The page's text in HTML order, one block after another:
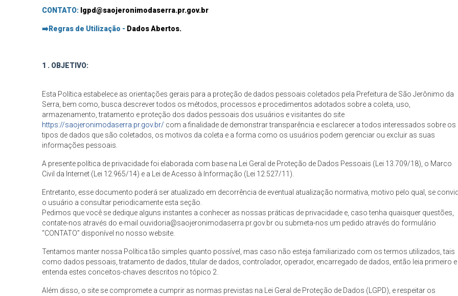
CONTATO: lgpd@saojeronimodaserra.pr.gov.br
➡️Regras de Utilização - Dados Abertos.
1 . OBJETIVO:
Esta Política estabelece as orientações gerais para a proteção de dados pessoais coletados pela Prefeitura de São Jerônimo da
Serra, bem como, busca descrever todos os métodos, processos e procedimentos adotados sobre a coleta, uso,
armazenamento, tratamento e proteção dos dados pessoais dos usuários e visitantes do site
https://saojeronimodaserra.pr.gov.br/ com a finalidade de demonstrar transparência e esclarecer a todos interessados sobre os
tipos de dados que são coletados, os motivos da coleta e a forma como os usuários podem gerenciar ou excluir as suas
informações pessoais.
A presente política de privacidade foi elaborada com base na Lei Geral de Proteção de Dados Pessoais (Lei 13.709/18), o Marco
Civil da Internet (Lei 12.965/14) e a Lei de Acesso à Informação (Lei 12.527/11).
Entretanto, esse documento poderá ser atualizado em decorrência de eventual atualização normativa, motivo pelo qual, se
o usuário a consultar periodicamente esta seção.
Pedimos que você se dedique alguns instantes a conhecer as nossas práticas de privacidade e, caso tenha quaisquer questões,
contate-nos através do e-mail ouvidoria@saojeronimodaserra.pr.gov.br ou submeta-nos um pedido através do formulário
“CONTATO” disponível no nosso website.
Tentamos manter nossa Política tão simples quanto possível, mas caso não esteja familiarizado com os termos utilizados, tais
como dados pessoais, tratamento de dados, titular de dados, controlador, operador, encarregado de dados, então leia primeiro e
entenda estes conceitos-chaves descritos no tópico 2.
Além disso, o site se compromete a cumprir as normas previstas na Lei Geral de Proteção de Dados (LGPD), e respeitar os